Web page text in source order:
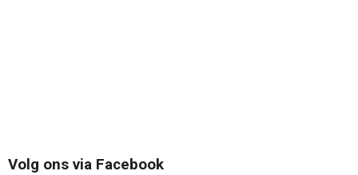
Volg ons via Facebook